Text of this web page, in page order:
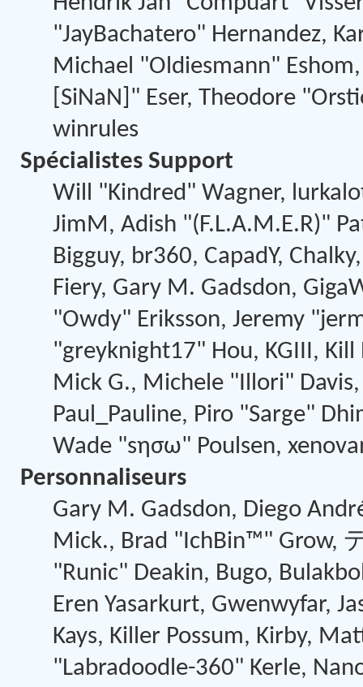
"JayBachatero" Hernandez,
Michael "Oldiesmann"
[SiNaN]" Eser, Theodore
winrules
Spécialistes Support
Will "Kindred" Wagner,
JimM, Adish "(F.L.A.M.E.R)"
Bigguy, br360, CapadY,
Fiery, Gary M. Gadsdon,
"Owdy" Eriksson, Jeremy
"greyknight17" Hou, KGIII,
Mick G., Michele "Illori"
Paul_Pauline, Piro "Sarge"
Wade "sησω" Poulsen,
Personnaliseurs
Gary M. Gadsdon, Diego
Mick., Brad "IchBin™" Grow,
"Runic" Deakin, Bugo,
Eren Yasarkurt, Gwenwyfar,
Kays, Killer Possum, Kirby,
"Labradoodle-360" Kerle,